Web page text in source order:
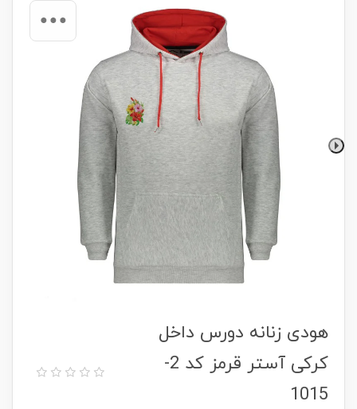
هودی زنانه دورس داخل
کرکی آستر قرمز کد 2-
1015